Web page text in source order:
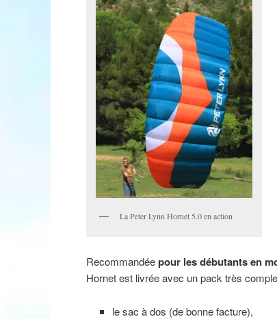
La Peter Lynn Hornet 5.0 en action
Recommandéepour les débutants en
Hornet est livrée avec un pack très
le sac à dos (de bonne facture),